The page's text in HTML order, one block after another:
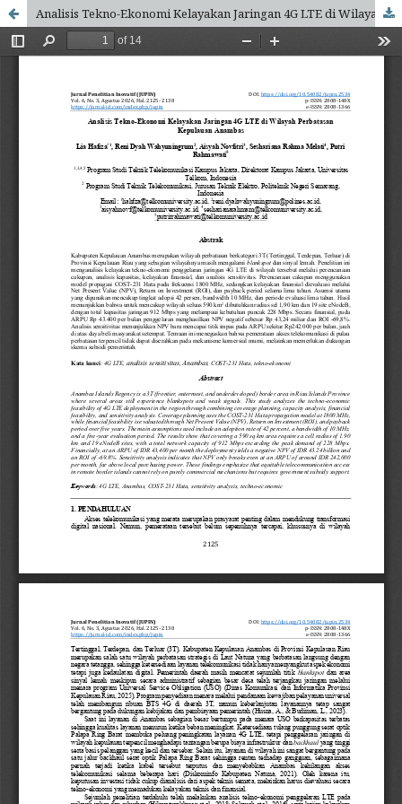
Analisis Tekno-Ekonomi Kelayakan Jaringan 4G LTE di Wilayah Perbatasan Kepulauan Anambas